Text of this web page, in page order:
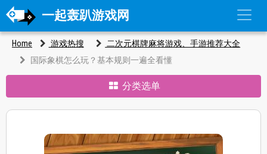
一起轰趴游戏网
Home 游戏热搜
二次元棋牌麻将游戏、手游推荐大全
国际象棋怎么玩？基本规则一遍全看懂
分类选单